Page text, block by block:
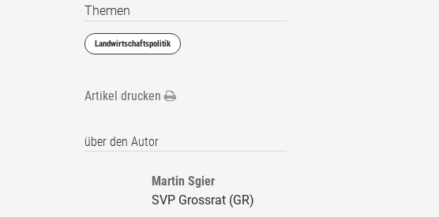
Themen
Landwirtschaftspolitik
Artikel drucken
über den Autor
Martin Sgier
SVP Grossrat (GR)